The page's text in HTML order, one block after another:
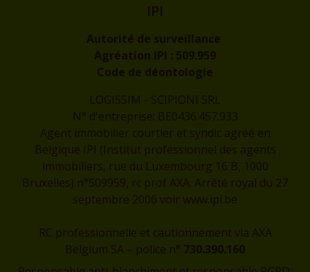
IPI
Autorité de surveillance
Agréation IPI : 509.959
Code de déontologie
LOGISSIM - SCIPIONI SRL
N° d'entreprise: BE0436.457.933
Agent immobilier courtier et syndic agréé en
Belgique IPI (Institut professionnel des agents
immobiliers, rue du Luxembourg 16 B, 1000
Bruxelles) n°509959, rc prof AXA. Arrêté royal du 27
septembre 2006 voir www.ipi.be
RC professionnelle et cautionnement via AXA
Belgium SA – police n° 730.390.160